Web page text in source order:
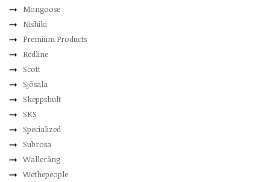
Mongoose
Nishiki
Premium Products
Redline
Scott
Sjösala
Skeppshult
SKS
Specialized
Subrosa
Walleräng
Wethepeople